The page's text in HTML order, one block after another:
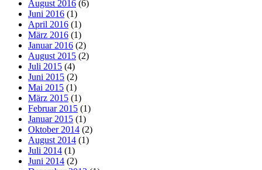
August 2016 (6)
Juni 2016 (1)
April 2016 (1)
März 2016 (1)
Januar 2016 (2)
August 2015 (2)
Juli 2015 (4)
Juni 2015 (2)
Mai 2015 (1)
März 2015 (1)
Februar 2015 (1)
Januar 2015 (1)
Oktober 2014 (2)
August 2014 (1)
Juli 2014 (1)
Juni 2014 (2)